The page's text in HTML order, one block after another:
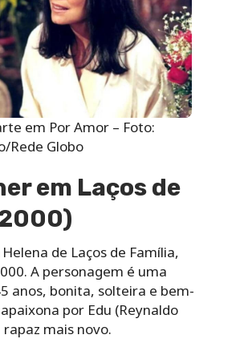
em Por Amor – Foto:
Rede Globo
em Laços de
de Laços de Família,
A personagem é uma
anos, bonita, solteira e bem-
por Edu (Reynaldo
mais novo.